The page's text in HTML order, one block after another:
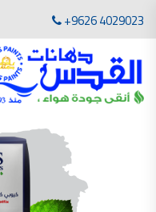
+9626 4029023
تأسست صناعة دهانات
،
دهانات,
أنواع الدهانات بالصور, أنواع